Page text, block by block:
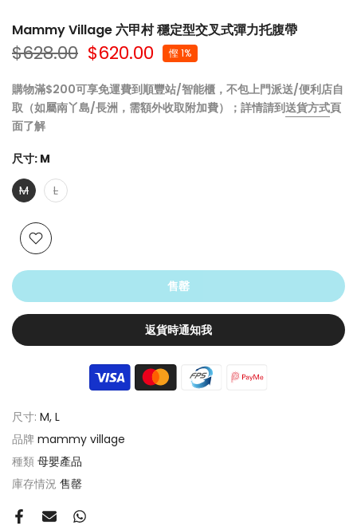
Mammy Village 六甲村 穩定型交叉式彈⼒托腹帶
$628.00 $620.00 慳 1%
購物滿$200可享免運費到順豐站/智能櫃，不包上門派送/便利店自
取（如屬南丫島/長洲，需額外收取附加費）；詳情請到送貨方式頁
面了解
尺寸: M
M
L
售罄
返貨時通知我
尺寸: M, L
品牌 mammy village
種類 母嬰產品
庫存情況 售罄